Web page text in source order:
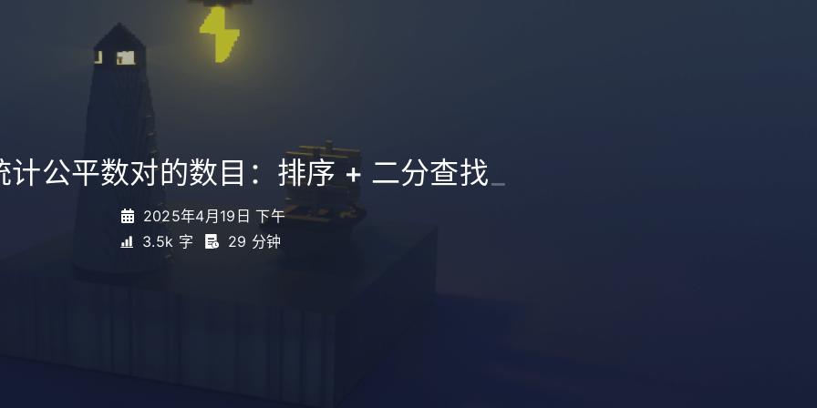
公平数对的数目：排序 + 二分查找
2025年4月19日 下午
3.5k 字
29 分钟